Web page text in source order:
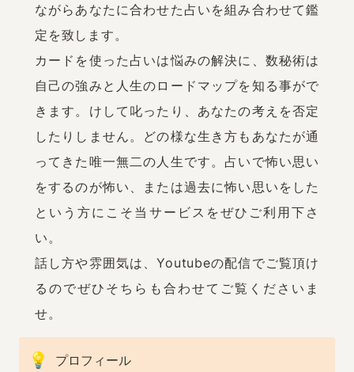
ながらあなたに合わせた占いを組み合わせて鑑
定を致します。
カードを使った占いは悩みの解決に、数秘術は
自己の強みと人生のロードマップを知る事がで
きます。けして叱ったり、あなたの考えを否定
したりしません。どの様な生き方もあなたが通
ってきた唯一無二の人生です。占いで怖い思い
をするのが怖い、または過去に怖い思いをした
という方にこそ当サービスをぜひご利用下さ
い。
話し方や雰囲気は、Youtubeの配信でご覧頂け
るのでぜひそちらも合わせてご覧くださいま
せ。
💡 プロフィール